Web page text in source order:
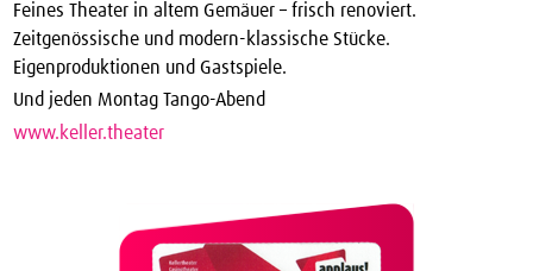
Feines Theater in altem Gemäuer – frisch renoviert.
Zeitgenössische und modern-klassische Stücke.
Eigenproduktionen und Gastspiele.
Und jeden Montag Tango-Abend
www.keller.theater